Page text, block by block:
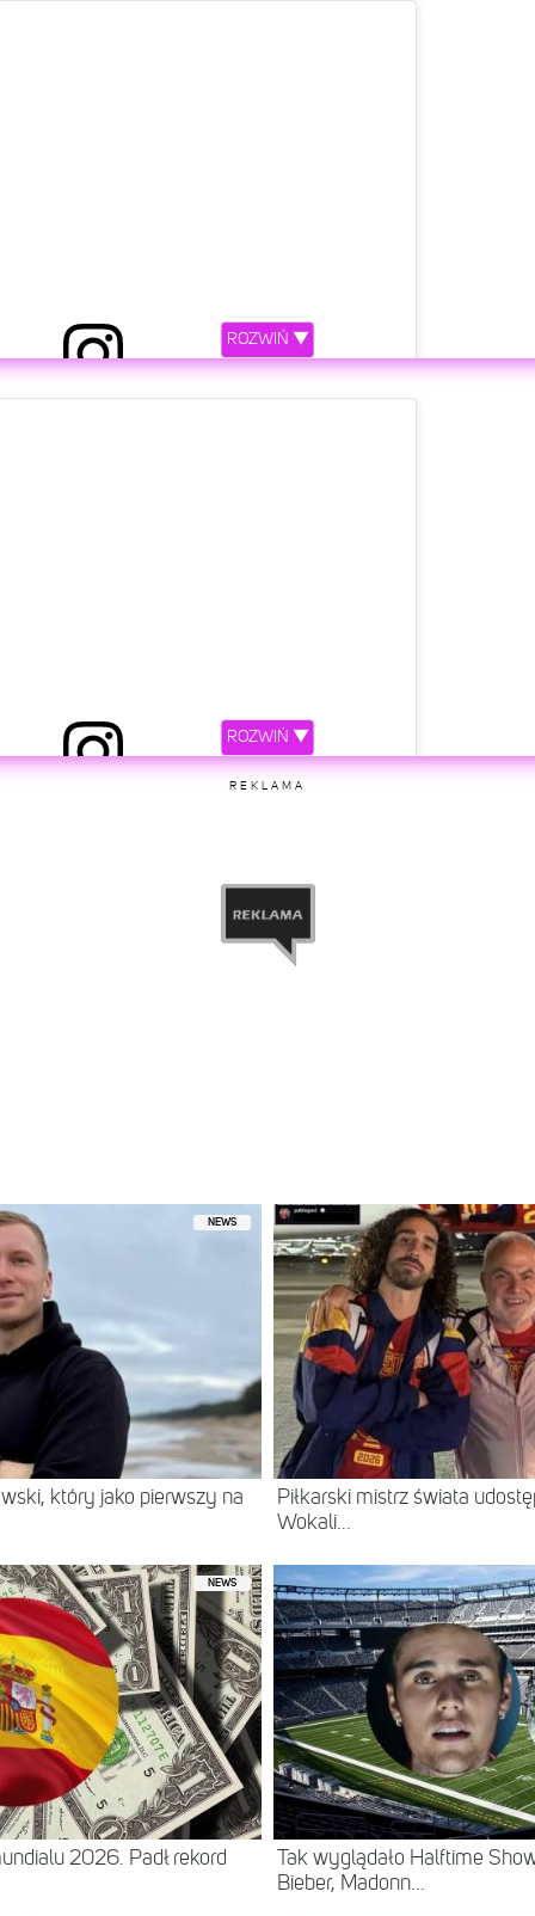
PUNCHDOWN 5 (@punchdownfight)
Witczak „BONUS BGC” (@bonusbgc_official)
ROZWIŃ ▼
ROZWIŃ ▼
REKLAMA
NEWS
który jako pierwszy na
Piłkarski mistrz świata
Wokali...
NEWS
2026. Padł rekord
Tak wyglądało Halftime
Bieber, Madonn...